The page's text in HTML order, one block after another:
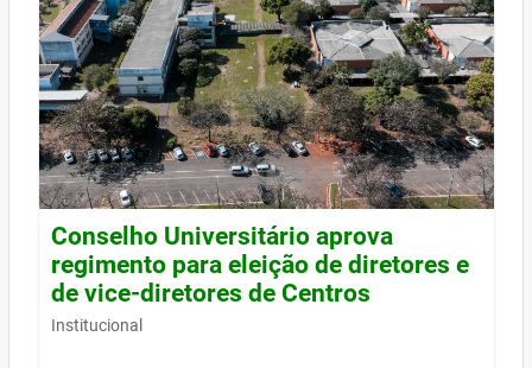
Conselho Universitário aprova
regimento para eleição de diretores e
de vice-diretores de Centros
Institucional